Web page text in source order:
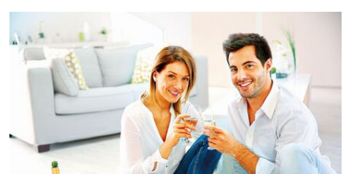
okurky ✿ 2 rajčata Zálivka: ✿ 4 lžíce olivového oleje ✿ 1
lžíci citronové šťávy ✿ ½ stroužku